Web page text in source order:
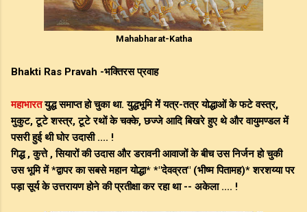
Mahabharat-Katha
Bhakti Ras Pravah -भक्तिरस प्रवाह
महाभारतयुद्ध समाप्त हो चुका था. युद्धभूमि में यत्र-तत्र योद्धाओं के फटे वस्त्र,
मुकुट, टूटे शस्त्र, टूटे रथों के चक्के, छज्जे आदि बिखरे हुए थे और वायुमण्डल में
पसरी हुई थी घोर उदासी .... !
गिद्ध , कुत्ते , सियारों की उदास और डरावनी आवाजों के बीच उस निर्जन हो चुकी
उस भूमि में *द्वापर का सबसे महान योद्धा* *"देवव्रत" (भीष्म पितामह)* शरशय्या पर
पड़ा सूर्य के उत्तरायण होने की प्रतीक्षा कर रहा था -- अकेला .... !